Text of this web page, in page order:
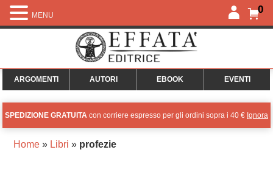
0
ARGOMENTI AUTORI EBOOK EVENTI
SPEDIZIONE GRATUITA con corriere espresso per gli ordini sopra i 40 € Ignora
Home» Libri » profezie
MENU